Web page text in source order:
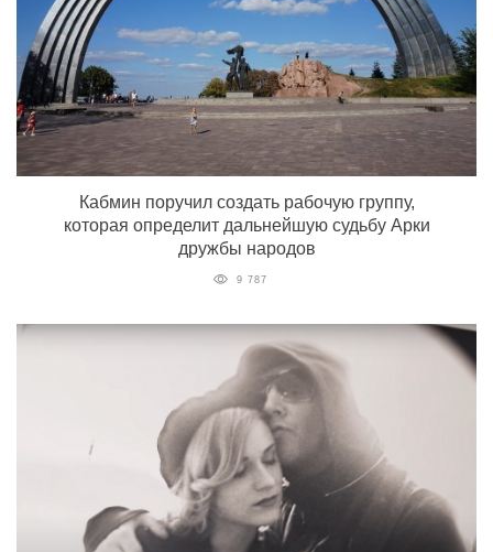
Кабмин поручил создать рабочую группу,
которая определит дальнейшую судьбу Арки
дружбы народов
9 787